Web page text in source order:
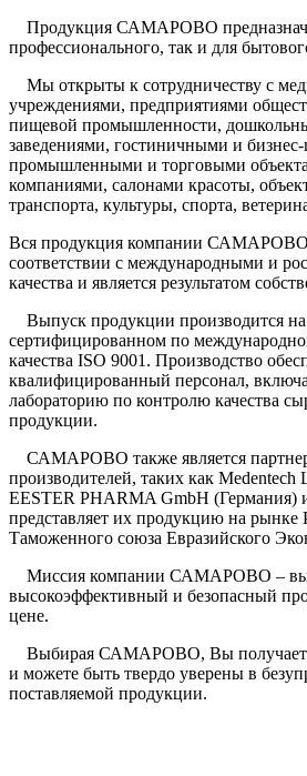
Продукция САМАРОВО
профессионального, так и для
Мы открыты к сотрудничеству с
учреждениями, предприятиями
пищевой промышленности,
заведениями, гостиничными и
промышленными и торговыми
компаниями, салонами красоты,
транспорта, культуры, спорта,
Вся продукция компании САМАРОВО
соответствии с международными и
качества и является результатом
Выпуск продукции производится на
сертифицированном по
качества ISO 9001. Производство
квалифицированный персонал,
лабораторию по контролю качества
продукции.
САМАРОВО также является
производителей, таких как
EESTER PHARMA GmbH (Германия)
представляет их продукцию на рынке
Таможенного союза Евразийского
Миссия компании САМАРОВО –
высокоэффективный и безопасный
цене.
Выбирая САМАРОВО, Вы получаете
и можете быть твердо уверены в
поставляемой продукции.